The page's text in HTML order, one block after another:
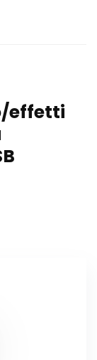
effetti